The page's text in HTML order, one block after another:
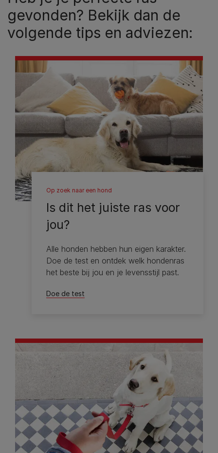
gevonden? Bekijk dan de
volgende tips en adviezen:
Op zoek naar een hond
Is dit het juiste ras voor
jou?
Alle honden hebben hun eigen karakter.
Doe de test en ontdek welk hondenras
het beste bij jou en je levensstijl past.
Doe de test